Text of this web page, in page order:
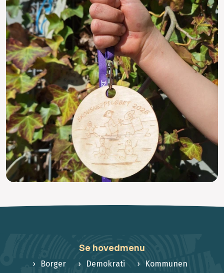
Se hovedmenu
Borger Demokrati Kommunen